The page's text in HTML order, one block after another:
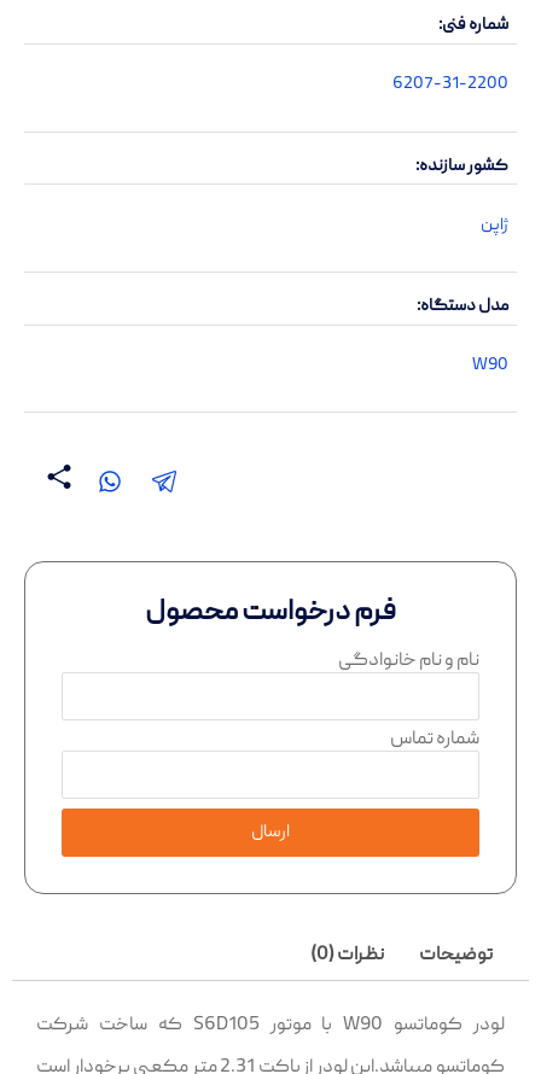
شماره فنی
6207-31-2200
کشور سازنده
ژاپن
مدل دستگاه
W90
فرم درخواست محصول
نام و نام خانوادگی
شماره تماس
ارسال
توضیحات نظرات (0)
لودر کوماتسو W90 با موتور S6D105 که ساخت شرکت
کوماتسو میباشد.این لودر از باکت 2.31 متر مکعبی برخودار است